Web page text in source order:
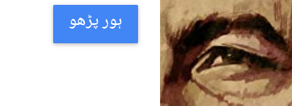
ہور پڑھو